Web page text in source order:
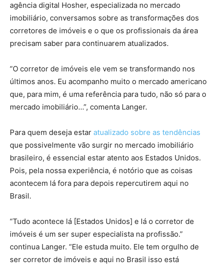
agência digital Hosher, especializada no mercado
imobiliário, conversamos sobre as transformações dos
corretores de imóveis e o que os profissionais da área
precisam saber para continuarem atualizados.
“O corretor de imóveis ele vem se transformando nos
últimos anos. Eu acompanho muito o mercado americano
que, para mim, é uma referência para tudo, não só para o
mercado imobiliário…”, comenta Langer.
Para quem deseja estar atualizado sobre as tendências
que possivelmente vão surgir no mercado imobiliário
brasileiro, é essencial estar atento aos Estados Unidos.
Pois, pela nossa experiência, é notório que as coisas
acontecem lá fora para depois repercutirem aqui no
Brasil.
“Tudo acontece lá [Estados Unidos] e lá o corretor de
imóveis é um ser super especialista na profissão.”
continua Langer. “Ele estuda muito. Ele tem orgulho de
ser corretor de imóveis e aqui no Brasil isso está